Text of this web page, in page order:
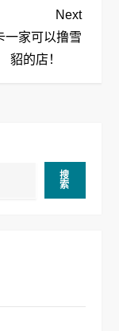
Next
Post
Next
一家可以撸雪
貂的店！
搜
索